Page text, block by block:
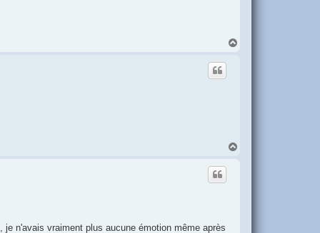
n'avais vraiment plus aucune émotion même après